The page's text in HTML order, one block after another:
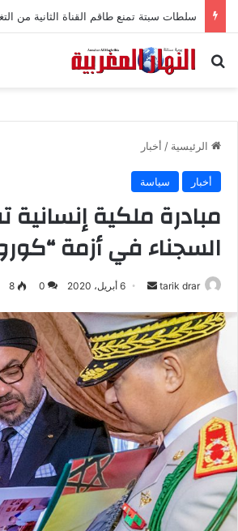
سلطات سبتة تمنع طاقم القناة الثانية من
بحث عن
الرئيسية / أخبار
أخبار سياسة
مبادرة ملكية إنسانية
السجناء في أزمة
tarik drar
س
ل
ب
ر
د
ا
إ
ك
ت
6 أبريل، 2020 0
8